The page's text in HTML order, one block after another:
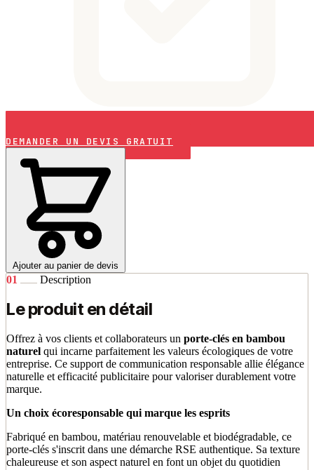
DEMANDER UN DEVIS GRATUIT
Ajouter au panier de devis
01 Description
Le produit en détail
Offrez à vos clients et collaborateurs un porte-clés en bambou
naturel qui incarne parfaitement les valeurs écologiques de votre
entreprise. Ce support de communication responsable allie élégance
naturelle et efficacité publicitaire pour valoriser durablement votre
marque.
Un choix écoresponsable qui marque les esprits
Fabriqué en bambou, matériau renouvelable et biodégradable, ce
porte-clés s'inscrit dans une démarche RSE authentique. Sa texture
chaleureuse et son aspect naturel en font un objet du quotidien